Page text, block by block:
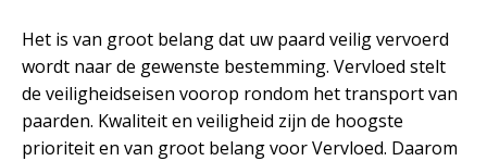
Het is van groot belang dat uw paard veilig vervoerd
wordt naar de gewenste bestemming. Vervloed stelt
de veiligheidseisen voorop rondom het transport van
paarden. Kwaliteit en veiligheid zijn de hoogste
prioriteit en van groot belang voor Vervloed. Daarom